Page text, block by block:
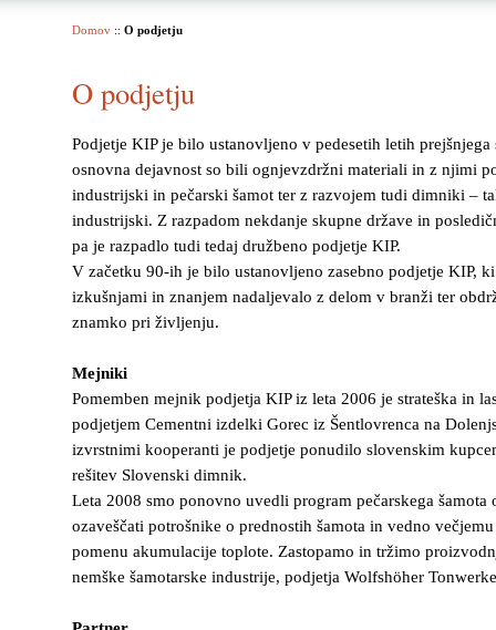
Domov :: O podjetju
O podjetju
Podjetje KIP je bilo ustanovljeno v pedesetih letih
osnovna dejavnost so bili ognjevzdržni materiali in z njimi
industrijski in pečarski šamot ter z razvojem tudi dimniki –
industrijski. Z razpadom nekdanje skupne države in
pa je razpadlo tudi tedaj družbeno podjetje KIP.
V začetku 90-ih je bilo ustanovljeno zasebno podjetje KIP,
izkušnjami in znanjem nadaljevalo z delom v branži ter
znamko pri življenju.
Mejniki
Pomemben mejnik podjetja KIP iz leta 2006 je strateška in
podjetjem Cementni izdelki Gorec iz Šentlovrenca na
izvrstnimi kooperanti je podjetje ponudilo slovenskim
rešitev Slovenski dimnik.
Leta 2008 smo ponovno uvedli program pečarskega šamota
ozaveščati potrošnike o prednostih šamota in vedno
pomenu akumulacije toplote. Zastopamo in tržimo
nemške šamotarske industrije, podjetja Wolfshöher